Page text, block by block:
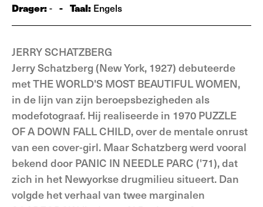
Drager:- - Taal: Engels
JERRY SCHATZBERG
Jerry Schatzberg (New York, 1927) debuteerde
met THE WORLD'S MOST BEAUTIFUL WOMEN,
in de lijn van zijn beroepsbezigheden als
modefotograaf. Hij realiseerde in 1970 PUZZLE
OF A DOWN FALL CHILD, over de mentale onrust
van een cover-girl. Maar Schatzberg werd vooral
bekend door PANIC IN NEEDLE PARC ('71), dat
zich in het Newyorkse drugmilieu situeert. Dan
volgde het verhaal van twee marginalen